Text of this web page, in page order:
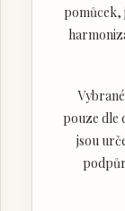
pomůcek,
pouze dle
jsou